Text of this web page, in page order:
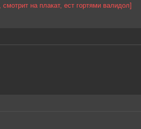
на плакат, ест гортями валидол]